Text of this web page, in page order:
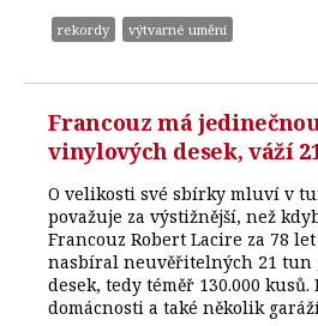
rekordy výtvarné umění
Francouz má
vinylových desek, váží
O velikosti své sbírky mluví v
považuje za výstižnější, než
Francouz Robert Lacire za 78
nasbíral neuvěřitelných 21 tun
desek, tedy téměř 130.000
domácnosti a také několik